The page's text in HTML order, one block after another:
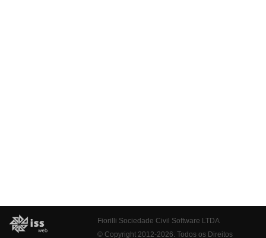
Fiorilli Sociedade Civil Software LTDA
© Copyright 2012-2026. Todos os Direitos